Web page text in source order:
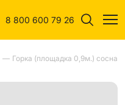
8 800 600 79 26
— Горка (площадка 0,9м.) сосна